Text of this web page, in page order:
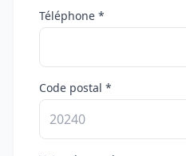
Téléphone *
Code postal *